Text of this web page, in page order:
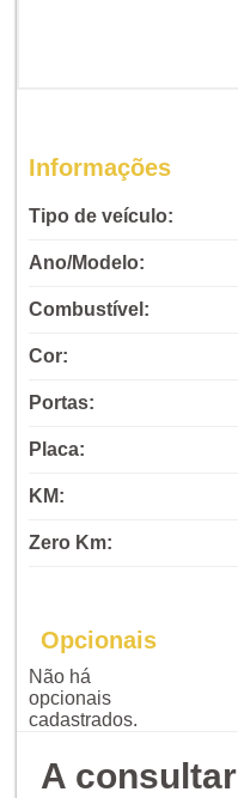
Informações
Tipo de veículo:
Ano/Modelo:
Combustível:
Cor:
Portas:
Placa:
KM:
Zero Km:
Opcionais
Não há
opcionais
cadastrados.
A consultar